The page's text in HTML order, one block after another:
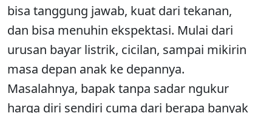
bisa tanggung jawab, kuat dari tekanan,
dan bisa menuhin ekspektasi. Mulai dari
urusan bayar listrik, cicilan, sampai mikirin
masa depan anak ke depannya.
Masalahnya, bapak tanpa sadar ngukur
harga diri sendiri cuma dari berapa banyak